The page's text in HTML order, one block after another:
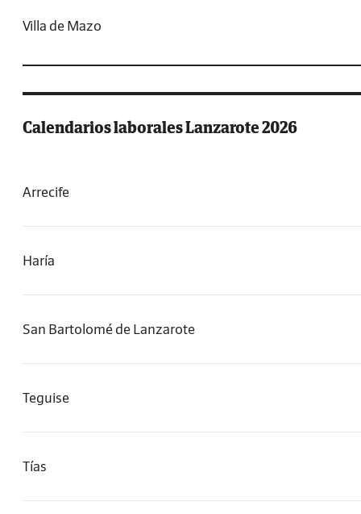
Villa de Mazo
Calendarios laborales Lanzarote 2026
Arrecife
Haría
San Bartolomé de Lanzarote
Teguise
Tías